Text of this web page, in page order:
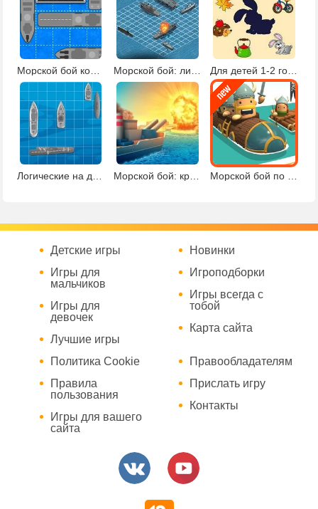
Морской бой кораблей Для детей 1-2 года: чья тень?
Морской бой: крейсер
Детские игры
Игры для
мальчиков
Игры для
девочек
Лучшие игры
Новинки
Игроподборки
Игры всегда с
тобой
Карта сайта
Политика Cookie
Правила
пользования
Игры для вашего
сайта
Правообладателям
Прислать игру
Контакты